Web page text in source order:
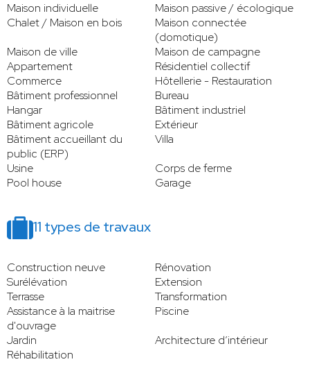
Maison individuelle
Maison passive / écologique
Chalet / Maison en bois
Maison connectée
(domotique)
Maison de ville
Maison de campagne
Appartement
Résidentiel collectif
Commerce
Hôtellerie - Restauration
Bâtiment professionnel
Bureau
Hangar
Bâtiment industriel
Bâtiment agricole
Extérieur
Bâtiment accueillant du
public (ERP)
Villa
Usine
Corps de ferme
Pool house
Garage
11 types de travaux
Construction neuve
Rénovation
Surélévation
Extension
Terrasse
Transformation
Assistance à la maitrise
d'ouvrage
Piscine
Jardin
Architecture d’intérieur
Réhabilitation